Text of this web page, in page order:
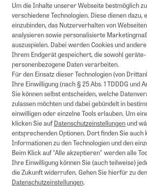
Um die Inhalte unserer Webseite bestmöglich
verschiedene Technologien. Diese dienen dazu,
einzubinden, das Nutzerverhalten von
analysieren sowie personalisierte
auszuspielen. Dabei werden Cookies und
Ihrem Endgerät gespeichert, die sowohl geräte-
personenbezogene Daten verarbeiten.
Für den Einsatz dieser Technologien (von
Ihre Einwilligung (nach § 25 Abs. 1 TDDDG und
Sie können selbst entscheiden, welche
zulassen möchten und dabei gebündelt in
einwilligen oder einzelne Tools erlauben. Um
klicken Sie aufDatenschutzeinstellungenund
entsprechenden Optionen. Dort finden Sie auch
Informationen zu den Technologien und den
Beim Klick auf "Alle akzeptieren" werden alle
Ihre Einwilligung können Sie (auch teilweise)
die Zukunft widerrufen. Gehen Sie hierfür zu den
Datenschutzeinstellungen.